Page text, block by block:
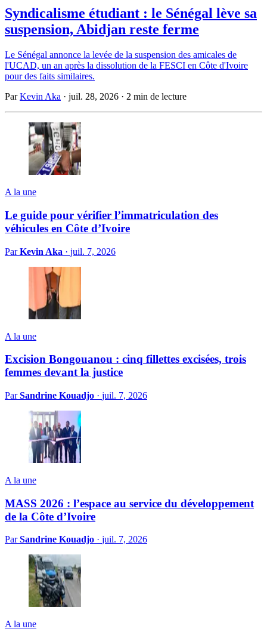
Syndicalisme étudiant : le Sénégal lève sa
suspension, Abidjan reste ferme
Le Sénégal annonce la levée de la suspension des amicales de
l'UCAD, un an après la dissolution de la FESCI en Côte d'Ivoire
pour des faits similaires.
ParKevin Aka · juil. 28, 2026 · 2 min de lecture
A la une
Le guide pour vérifier l’immatriculation des
véhicules en Côte d’Ivoire
ParKevin Aka · juil. 7, 2026
A la une
Excision Bongouanou : cinq fillettes excisées, trois
femmes devant la justice
ParSandrine Kouadjo · juil. 7, 2026
A la une
MASS 2026 : l’espace au service du développement
de la Côte d’Ivoire
ParSandrine Kouadjo · juil. 7, 2026
A la une